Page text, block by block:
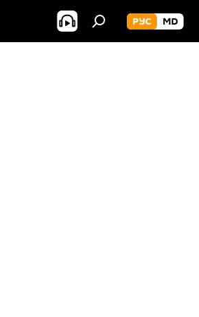
РУС MD